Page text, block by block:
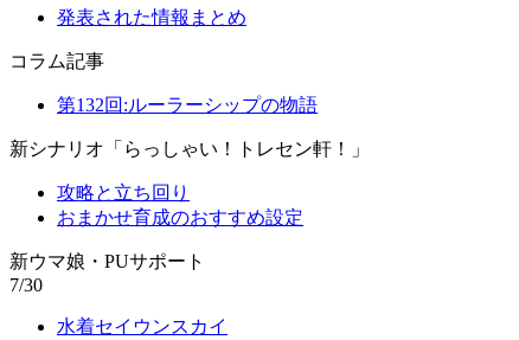
発表された情報まとめ
コラム記事
第132回:ルーラーシップの物語
新シナリオ「らっしゃい！トレセン軒！」
攻略と立ち回り
おまかせ育成のおすすめ設定
新ウマ娘・PUサポート
7/30
水着セイウンスカイ